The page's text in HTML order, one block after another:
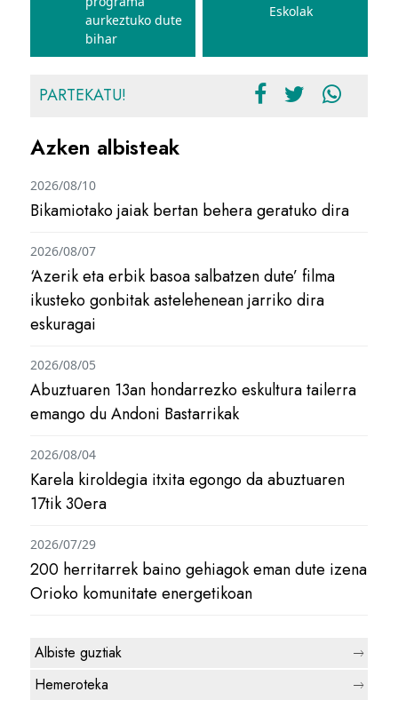
aurkeztuko dute
bihar
Eskolak
PARTEKATU!
Azken albisteak
Bikamiotako jaiak bertan behera geratuko dira
2026/08/10
‘Azerik eta erbik basoa salbatzen dute’ filma
ikusteko gonbitak astelehenean jarriko dira
eskuragai
2026/08/07
Abuztuaren 13an hondarrezko eskultura tailerra
emango du Andoni Bastarrikak
2026/08/05
Karela kiroldegia itxita egongo da abuztuaren
17tik 30era
2026/08/04
200 herritarrek baino gehiagok eman dute izena
Orioko komunitate energetikoan
2026/07/29
Albiste guztiak
Hemeroteka